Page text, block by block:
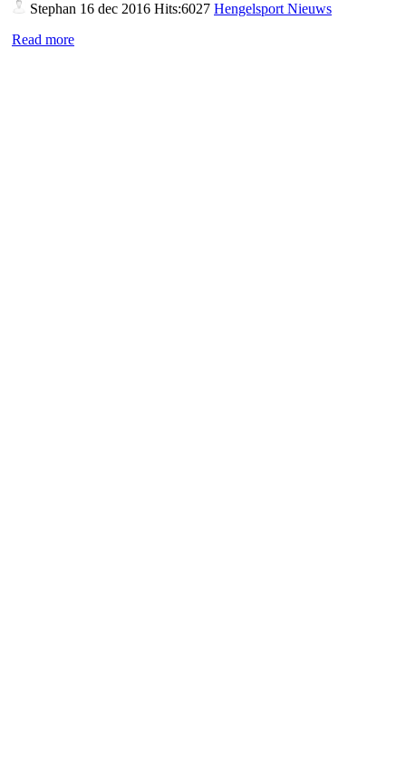
Stephan 16 dec 2016 Hits:6027 Hengelsport Nieuws
Read more